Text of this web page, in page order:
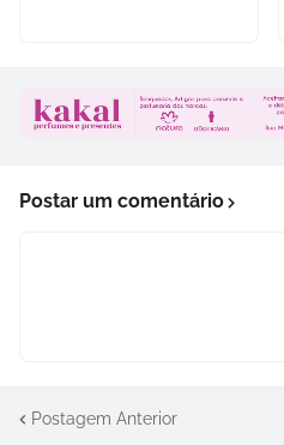
Postar um comentário
Postagem Anterior